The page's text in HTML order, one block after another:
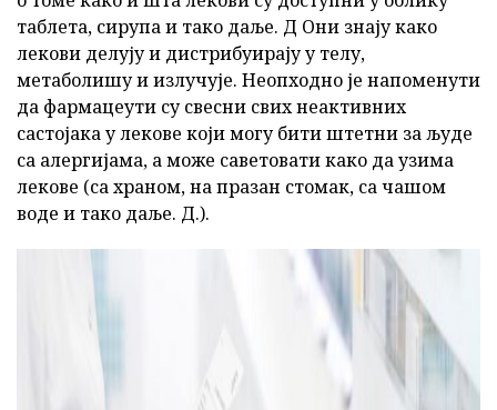
таблета, сирупа и тако даље. Д Они знају како
лекови делују и дистрибуирају у телу,
метаболишу и излучује. Неопходно је напоменути
да фармацеути су свесни свих неактивних
састојака у лекове који могу бити штетни за људе
са алергијама, а може саветовати како да узима
лекове (са храном, на празан стомак, са чашом
воде и тако даље. Д.).